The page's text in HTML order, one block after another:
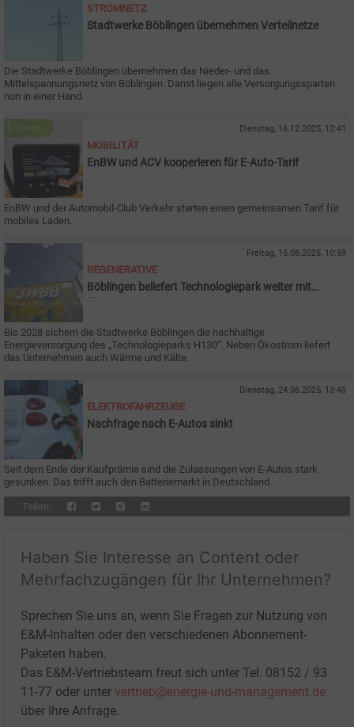
STROMNETZ
Stadtwerke Böblingen übernehmen Verteilnetze
Die Stadtwerke Böblingen übernehmen das Nieder- und das
Mittelspannungsnetz von Böblingen. Damit liegen alle Versorgungssparten
nun in einer Hand.
Dienstag, 16.12.2025, 12:41
MOBILITÄT
EnBW und ACV kooperieren für E-Auto-Tarif
EnBW und der Automobil-Club Verkehr starten einen gemeinsamen Tarif für
mobiles Laden.
Freitag, 15.08.2025, 10:59
REGENERATIVE
Böblingen beliefert Technologiepark weiter mit
Bis 2028 sichern die Stadtwerke Böblingen die nachhaltige
Energieversorgung des „Technologieparks H130“. Neben Ökostrom liefert
das Unternehmen auch Wärme und Kälte.
Dienstag, 24.06.2025, 13:45
ELEKTROFAHRZEUGE
Nachfrage nach E-Autos sinkt
Seit dem Ende der Kaufprämie sind die Zulassungen von E-Autos stark
gesunken. Das trifft auch den Batteriemarkt in Deutschland.
Teilen:
Haben Sie Interesse an Content oder
Mehrfachzugängen für Ihr Unternehmen?
Sprechen Sie uns an, wenn Sie Fragen zur Nutzung von
E&M-Inhalten oder den verschiedenen Abonnement-
Paketen haben.
Das E&M-Vertriebsteam freut sich unter Tel. 08152 / 93
11-77 oder unter vertrieb@energie-und-management.de
über Ihre Anfrage.